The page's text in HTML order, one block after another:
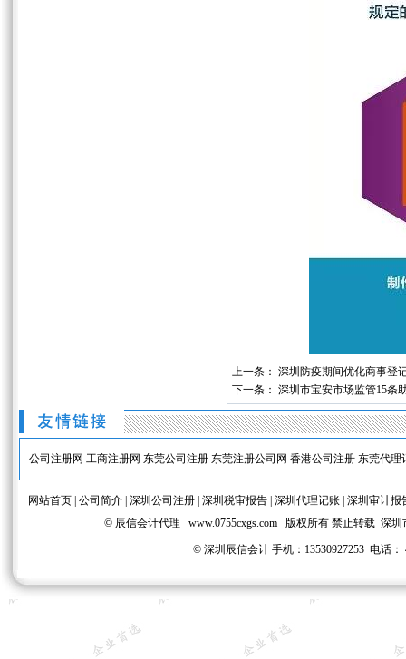
上一条： 深圳防疫期间优化商事登
下一条： 深圳市宝安市场监管15条
公司注册网 工商注册网 东莞公司注册 东莞注册公司网 香港公司注册 东莞代理
网站首页| 公司简介| 深圳公司注册| 深圳税审报告| 深圳代理记账| 深圳审计报
© 辰信会计代理 www.0755cxgs.com版权所有 禁止转载 深圳
© 深圳辰信会计 手机：13530927253 电话